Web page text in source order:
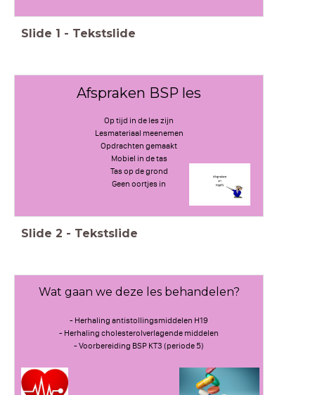
Slide 1 - Tekstslide
Afspraken BSP les
Op tijd in de les zijn
Lesmateriaal meenemen
Opdrachten gemaakt
Mobiel in de tas
Tas op de grond
Geen oortjes in
Slide 2 - Tekstslide
Wat gaan we deze les behandelen?
- Herhaling antistollingsmiddelen H19
- Herhaling cholesterolverlagende middelen
- Voorbereiding BSP KT3 (periode 5)